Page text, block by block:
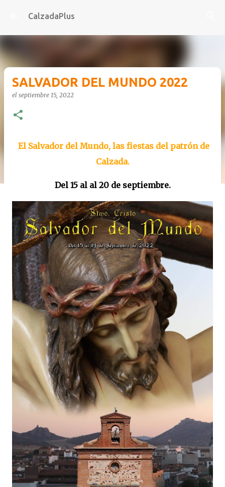
Ir al contenido principal
CalzadaPlus
SALVADOR DEL MUNDO 2022
el septiembre 15, 2022
El Salvador del Mundo, las fiestas del patrón de
Calzada.
Del 15 al al 20 de septiembre.